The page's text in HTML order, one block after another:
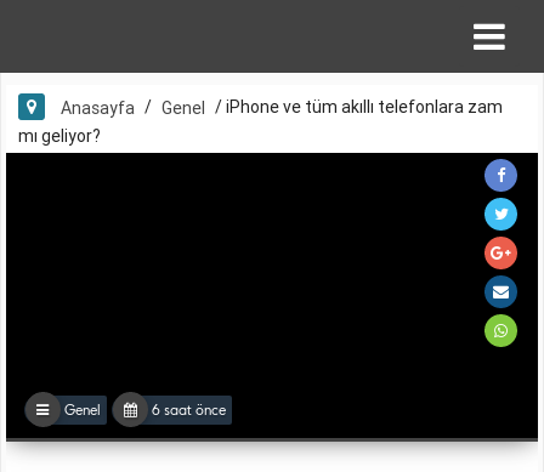
Anasayfa / Genel /iPhone ve tüm akıllı telefonlara zam
mı geliyor?
Genel 6 saat önce